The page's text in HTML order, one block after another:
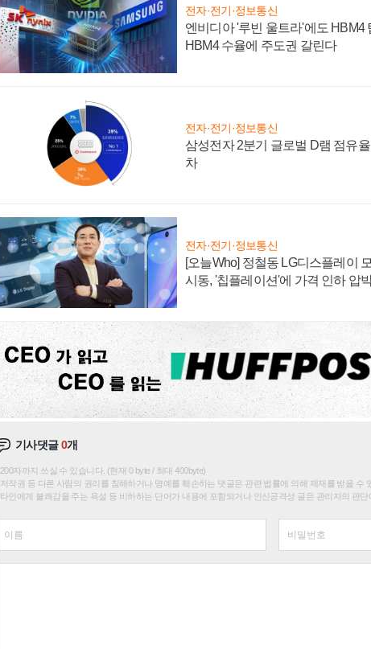
전자·전기·정보통신
엔비디아 '루빈 울트라'에도 HBM4
HBM4 수율에 주도권 갈린다
전자·전기·정보통신
삼성전자 2분기 글로벌 D램 점유
차
전자·전기·정보통신
[오늘Who] 정철동 LG디스플레이
시동, '칩플레이션'에 가격 인하 압
기사댓글0개
200자까지 쓰실 수 있습니다. (현재 0 byte / 최대 400byte)
저작권 등 다른 사람의 권리를 침해하거나 명예를 훼손하는 댓글은 관련 법률에 의해 제재를 받을 수
타인에게 불쾌감을 주는 욕설 등 비하하는 단어가 내용에 포함되거나 인신공격성 글은 관리자의 판단